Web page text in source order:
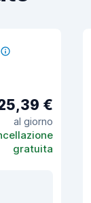
€
al giorno
gratuita